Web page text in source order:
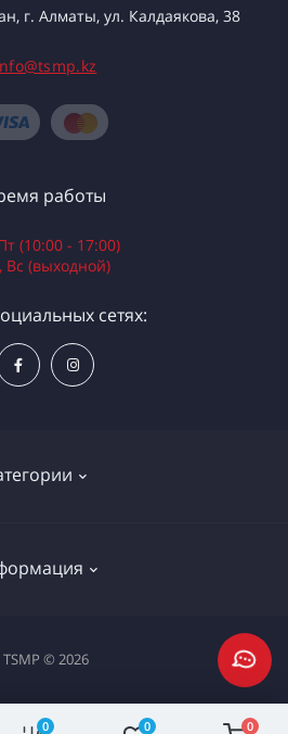
0 0 0
г. Алматы, ул. Калдаякова, 38
и оплата
конфиденциальности
работы
(10:00 - 17:00)
Вс (выходной)
сетях:
TSMP © 2026